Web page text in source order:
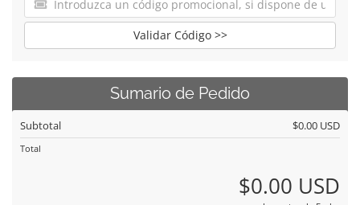
Validar Código >>
Sumario de Pedido
Subtotal $0.00 USD
Total
$0.00 USD